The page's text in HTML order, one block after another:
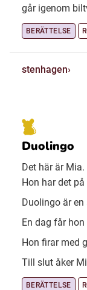
går igenom
BERÄTTELSE
stenhagen
Duolingo
Det här är
Hon har det
Duolingo är
En dag får
Hon firar med
Till slut åker
BERÄTTELSE